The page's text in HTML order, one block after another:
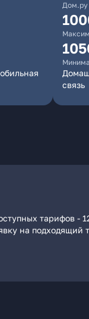
Дом.ру
связь
тарифов -
на